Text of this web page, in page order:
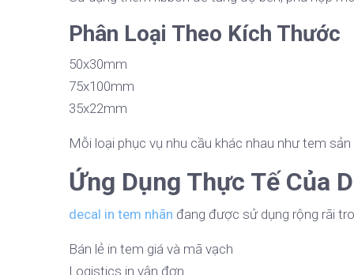
Phân Loại Theo Kích Thước
50x30mm
75x100mm
35x22mm
Mỗi loại phục vụ nhu cầu khác nhau như tem
Ứng Dụng Thực Tế Của
decal in tem nhãn đang được sử dụng rộng rãi
Bán lẻ in tem giá và mã vạch
Logistics in vận đơn